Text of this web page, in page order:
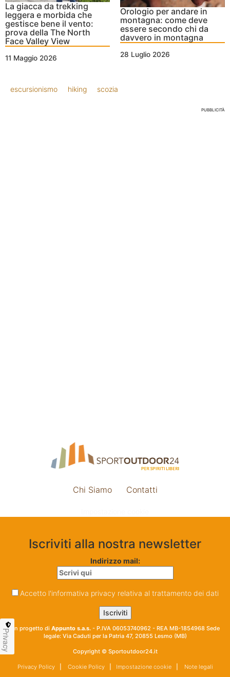
La giacca da trekking
leggera e morbida che
gestisce bene il vento:
prova della The North
Face Valley View
11 Maggio 2026
Orologio per andare in
montagna: come deve
essere secondo chi da
davvero in montagna
28 Luglio 2026
escursionismo hiking scozia
PUBBLICITÀ
Chi Siamo Contatti
Iscriviti alla nostra newsletter
Indirizzo mail:
Accetto l'informativa privacy relativa al trattamento dei dati
Un progetto di Appunto s.a.s. - P.IVA 06053740962 - REA MB-1854968 Sede
legale: Via Caduti per la Patria 47, 20855 Lesmo (MB)
Copyright © Sportoutdoor24.it
Privacy Policy| Cookie Policy| Impostazione cookie| Note legali
Privacy